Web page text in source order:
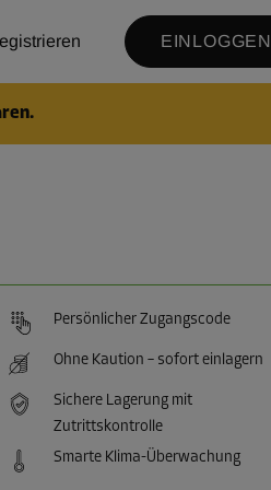
EINLOGGEN
Persönlicher Zugangscode
Ohne Kaution – sofort einlagern
Sichere Lagerung mit
Zutrittskontrolle
Smarte Klima-Überwachung